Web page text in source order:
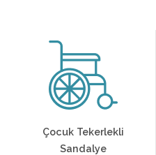
Çocuk Tekerlekli
Sandalye